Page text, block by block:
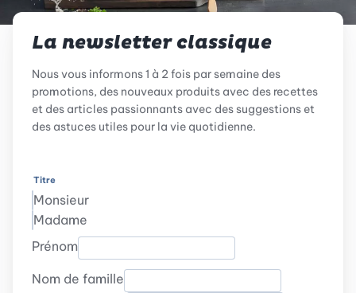
La newsletter classique
Nous vous informons 1 à 2 fois par semaine des
promotions, des nouveaux produits avec des recettes
et des articles passionnants avec des suggestions et
des astuces utiles pour la vie quotidienne.
Titre
Monsieur
Madame
Prénom
Nom de famille